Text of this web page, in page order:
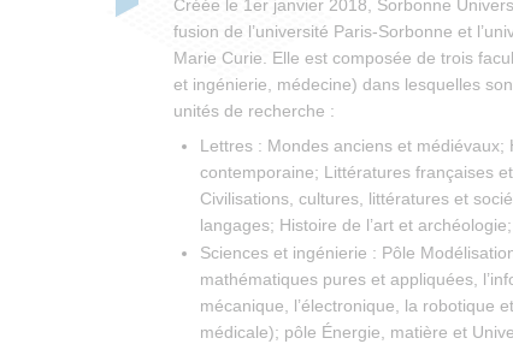
Créée le 1er janvier 2018, Sorbonne
fusion de l’université Paris-Sorbonne et
Marie Curie. Elle est composée de trois
et ingénierie, médecine) dans lesquelles
unités de recherche :
Lettres : Mondes anciens et médiévaux;
contemporaine; Littératures françaises
Civilisations, cultures, littératures et
langages; Histoire de l’art et
Sciences et ingénierie : Pôle
mathématiques pures et appliquées,
mécanique, l’électronique, la robotique
médicale); pôle Énergie, matière et